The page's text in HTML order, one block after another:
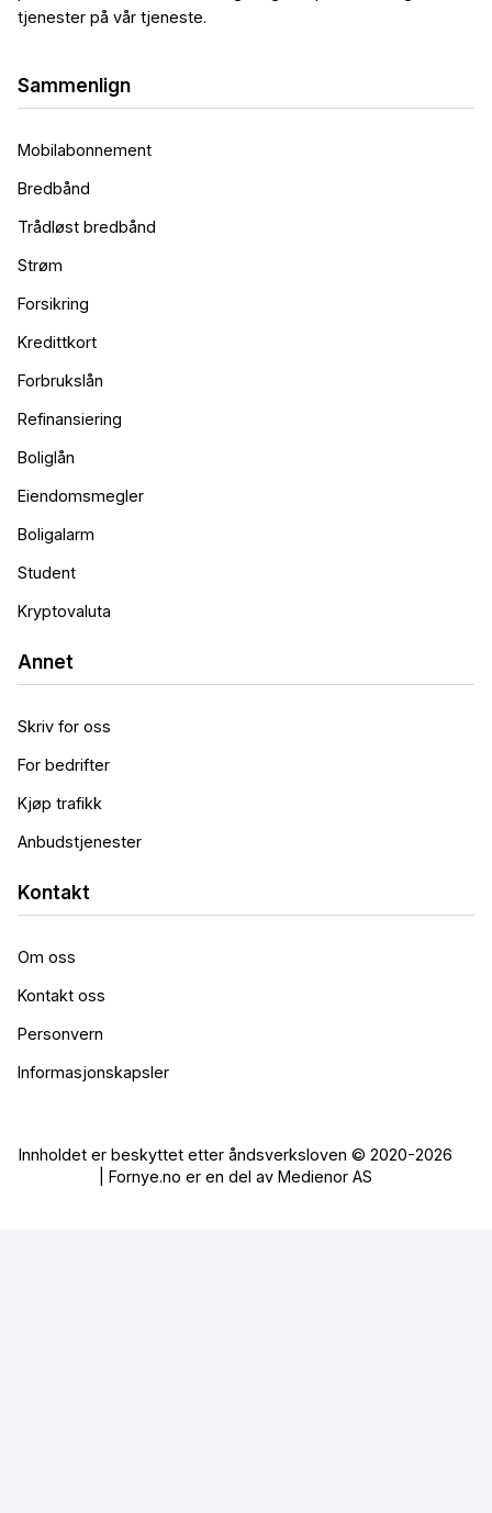
tjenester på vår tjeneste.
Sammenlign
Mobilabonnement
Bredbånd
Trådløst bredbånd
Strøm
Forsikring
Kredittkort
Forbrukslån
Refinansiering
Boliglån
Eiendomsmegler
Boligalarm
Student
Kryptovaluta
Annet
Skriv for oss
For bedrifter
Kjøp trafikk
Anbudstjenester
Kontakt
Om oss
Kontakt oss
Personvern
Informasjonskapsler
Innholdet er beskyttet etter åndsverksloven © 2020-2026
| Fornye.no er en del av Medienor AS